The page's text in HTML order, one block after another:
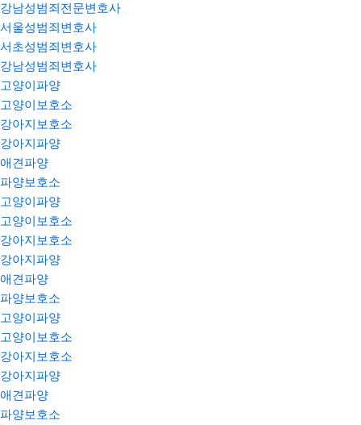
강남성범죄전문변호사
서울성범죄변호사
서초성범죄변호사
강남성범죄변호사
고양이파양
고양이보호소
강아지보호소
강아지파양
애견파양
파양보호소
고양이파양
고양이보호소
강아지보호소
강아지파양
애견파양
파양보호소
고양이파양
고양이보호소
강아지보호소
강아지파양
애견파양
파양보호소